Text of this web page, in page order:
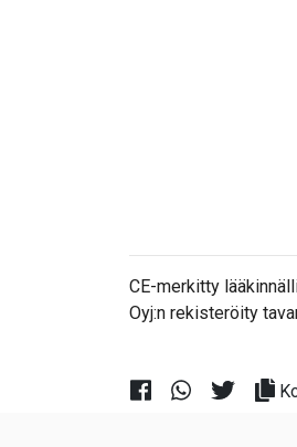
CE-merkitty
Oyj:n rekisteröity